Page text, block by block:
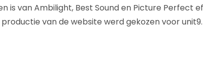
is van Ambilight, Best Sound en Picture Perfect
van de website werd gekozen voor unit9.